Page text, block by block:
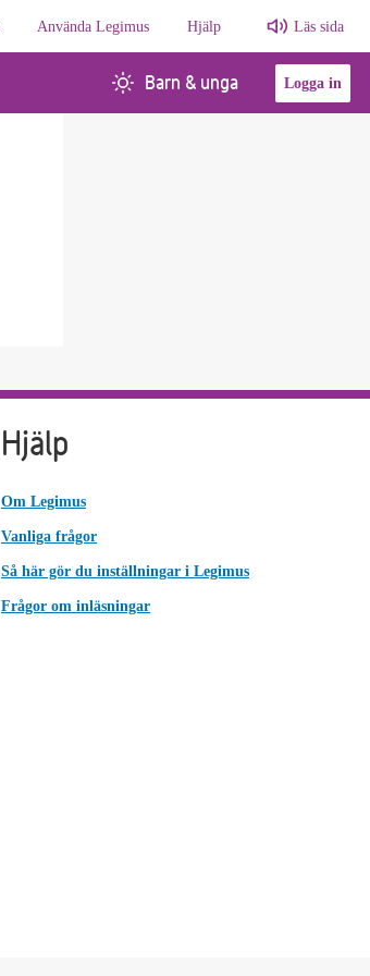
Använda Legimus Hjälp Läs sida
Barn & unga Logga in
Hjälp
Om Legimus
Vanliga frågor
Så här gör du inställningar i Legimus
Frågor om inläsningar